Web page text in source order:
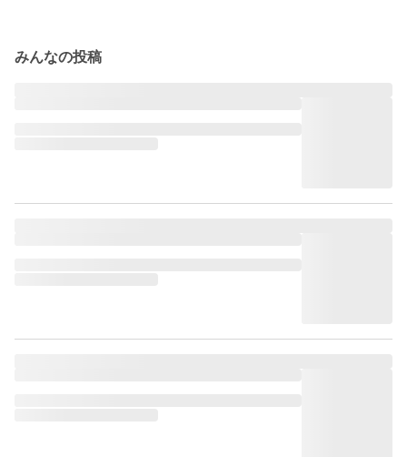
みんなの投稿